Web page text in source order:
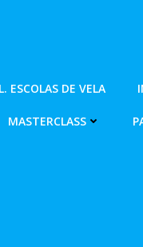
ESCOLAS DE VELA
MASTERCLASS